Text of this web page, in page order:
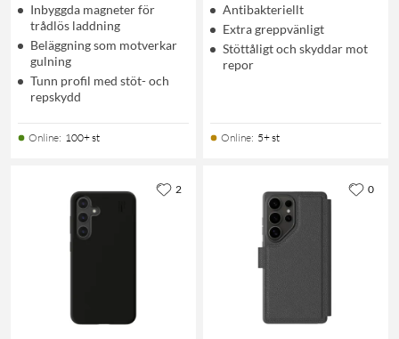
Inbyggda magneter för
trådlös laddning
Beläggning som motverkar
gulning
Tunn profil med stöt- och
repskydd
Online: 100+ st
Antibakteriellt
Extra greppvänligt
Stöttåligt och skyddar mot
repor
Online: 5+ st
2 0